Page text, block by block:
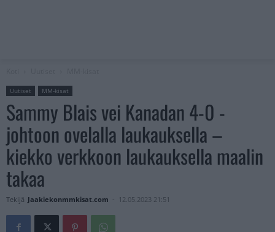
Uutiset MM-kisat
Sammy Blais vei Kanadan 4-0 -
johtoon ovelalla laukauksella –
kiekko verkkoon laukauksella maalin
takaa
Tekijä Jaakiekonmmkisat.com - 12.05.2023 21:51